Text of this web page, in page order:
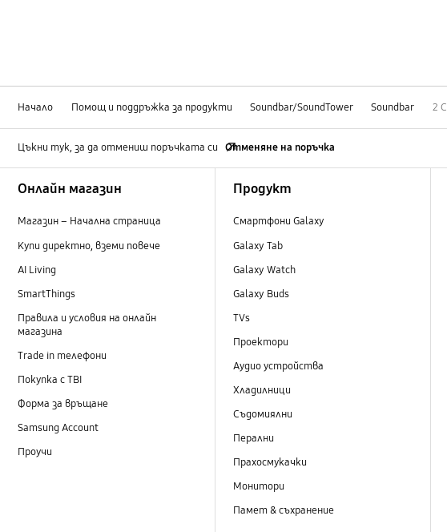
Начало Помощ и поддръжка за продукти Soundbar/SoundTower Soundbar 2
Цъкни тук, за да отмениш поръчката си Отменяне на поръчка
Онлайн магазин
Магазин – Начална страница
Купи директно, вземи повече
AI Living
SmartThings
Правила и условия на онлайн
магазина
Trade in телефони
Покупка с TBI
Форма за връщане
Samsung Account
Проучи
Продукт
Смартфони Galaxy
Galaxy Tab
Galaxy Watch
Galaxy Buds
TVs
Проектори
Аудио устройства
Хладилници
Съдомиялни
Перални
Прахосмукачки
Монитори
Памет & съхранение